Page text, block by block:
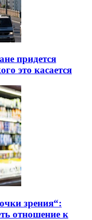
придется
это касается
зрения“:
отношение к